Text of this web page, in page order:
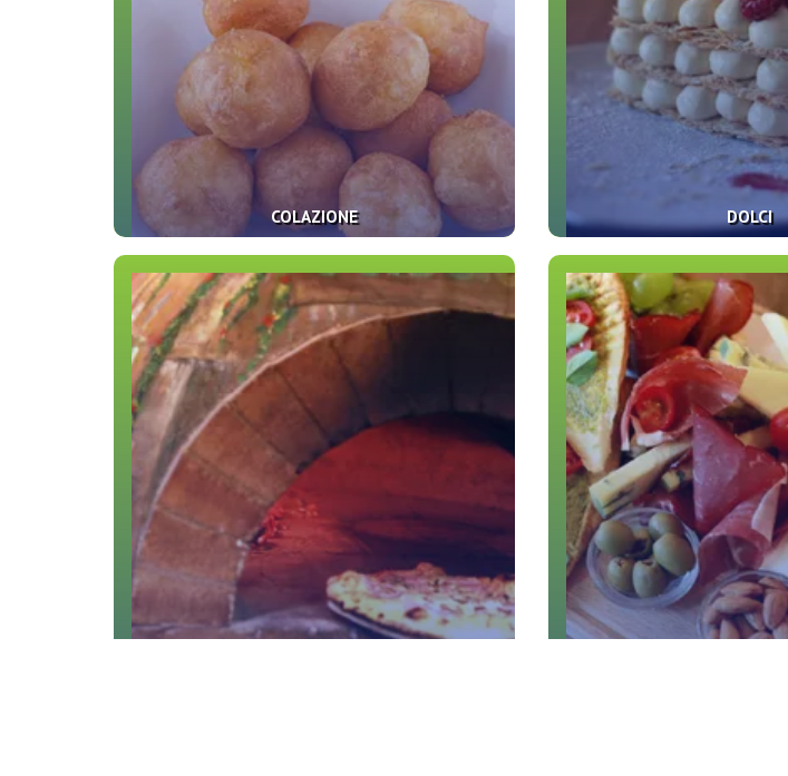
COLAZIONE DOLCI